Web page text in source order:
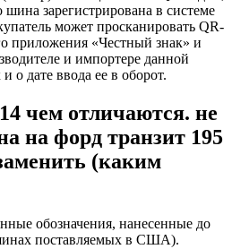
зарегистрирована в системе
может просканировать QR-
приложения «Честный знак» и
и импортере данной
о дате ввода ее в оборот.
чем отличаются. не
на форд транзит 195
(каким
обозначения, нанесенные до
поставляемых в США).